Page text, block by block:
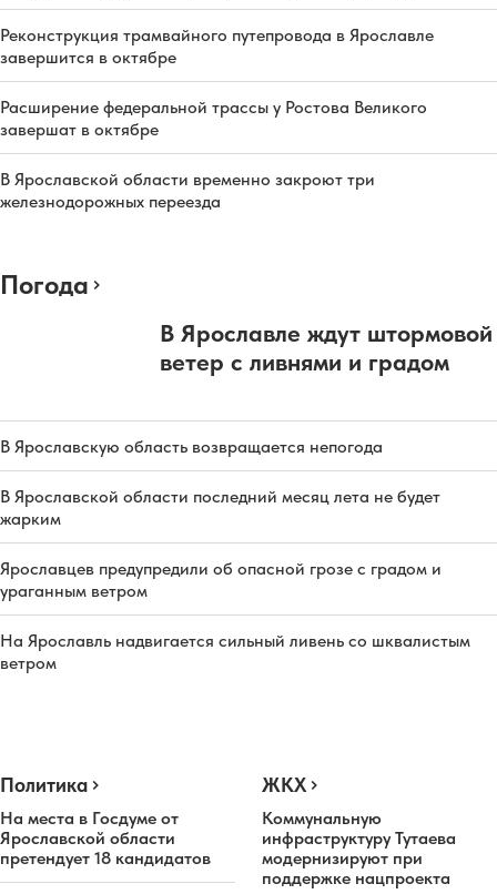
Реконструкция трамвайного путепровода в Ярославле
завершится в октябре
Расширение федеральной трассы у Ростова Великого
завершат в октябре
В Ярославской области временно закроют три
железнодорожных переезда
Погода
В Ярославле ждут штормовой
ветер с ливнями и градом
В Ярославскую область возвращается непогода
В Ярославской области последний месяц лета не будет
жарким
Ярославцев предупредили об опасной грозе с градом и
ураганным ветром
На Ярославль надвигается сильный ливень со шквалистым
ветром
Политика
На места в Госдуме от
Ярославской области
претендует 18 кандидатов
ЖКХ
Коммунальную
инфраструктуру Тутаева
модернизируют при
поддержке нацпроекта